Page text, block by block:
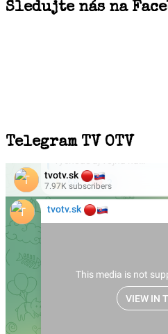
Sledujte nás na
Telegram TV OTV